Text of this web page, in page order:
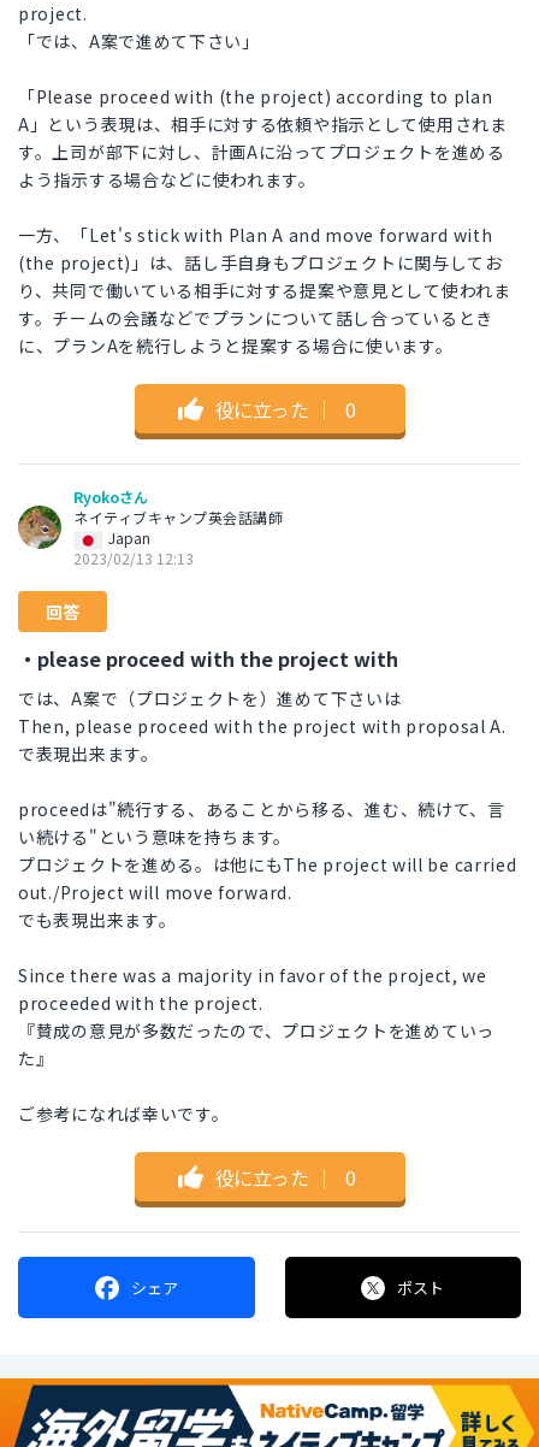
project.
「では、A案で進めて下さい」
「Please proceed with (the project) according to plan
A」という表現は、相手に対する依頼や指示として使用されま
す。上司が部下に対し、計画Aに沿ってプロジェクトを進める
よう指示する場合などに使われます。
一方、「Let's stick with Plan A and move forward with
(the project)」は、話し手自身もプロジェクトに関与してお
り、共同で働いている相手に対する提案や意見として使われま
す。チームの会議などでプランについて話し合っているとき
に、プランAを続行しようと提案する場合に使います。
役に立った ｜ 0
Ryokoさん
ネイティブキャンプ英会話講師
Japan
2023/02/13 12:13
回答
・please proceed with the project with
では、A案で（プロジェクトを）進めて下さいは
Then, please proceed with the project with proposal A.
で表現出来ます。
proceedは"続行する、あることから移る、進む、続けて、言
い続ける"という意味を持ちます。
プロジェクトを進める。は他にもThe project will be carried
out./Project will move forward.
でも表現出来ます。
Since there was a majority in favor of the project, we
proceeded with the project.
『賛成の意見が多数だったので、プロジェクトを進めていっ
た』
ご参考になれば幸いです。
役に立った ｜ 0
シェア ポスト